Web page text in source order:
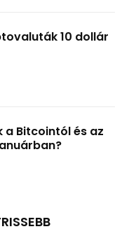
10 dollár
a Bitcointól és az